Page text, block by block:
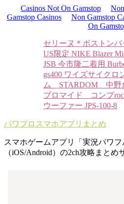
Casinos Not On Gamstop
Gamstop Casinos
Non Gamstop
On
セリーヌ＊ボストンバ
US限定 NIKE Blazer
JSB 今市隆二着用
gs400 ワイズサイク
ム STARDOM 中野
ブロマイド コンプ
ウーファー JPS-100-8
パワプロスマホアプリまとめ
スマホゲームアプリ「実況パワフ
（iOS/Android）の2ch攻略まとめ